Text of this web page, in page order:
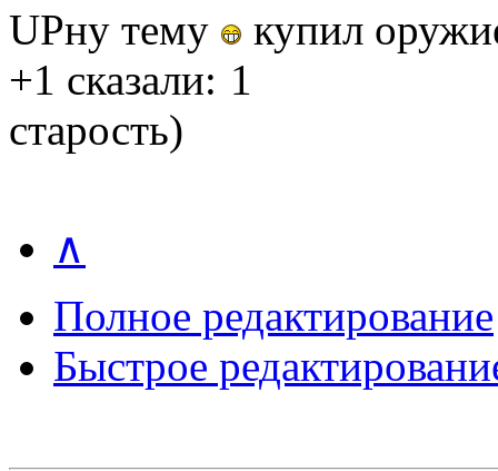
UPну тему
купил
+1 сказали: 1
старость)
∧
Полное редактирование
Быстрое